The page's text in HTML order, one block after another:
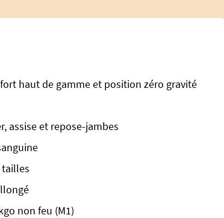
haut de gamme et position zéro gravité
assise et repose-jambes
non feu (M1)